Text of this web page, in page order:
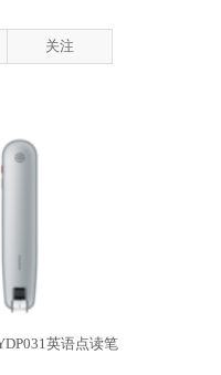
关注
英语点读笔